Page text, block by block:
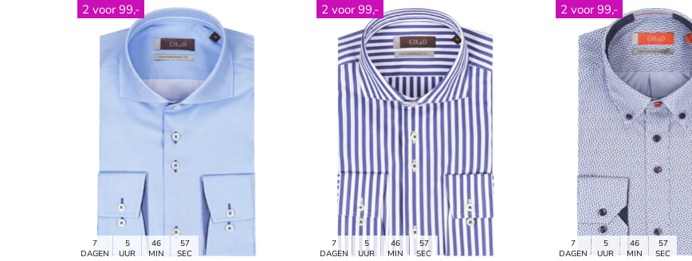
2 voor 99,-
7
DAGEN
5
UUR
46
MIN
55
SEC
2 voor 99,-
7
DAGEN
5
UUR
46
MIN
55
SEC
2 voor 99,-
7
DAGEN
5
UUR
46
MIN
55
SEC